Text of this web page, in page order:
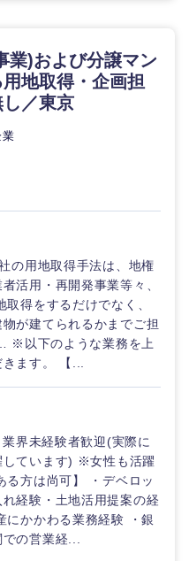
佐賀県
熊本県
宮崎県
業)および分譲マン
地取得・企画担
／東京
の用地取得手法は、地権
活用・再開発事業等々、
得をするだけでなく、
が建てられるかまでご担
※以下のような業務を上
ます。 【...
界未経験者歓迎(実際に
しています) ※女性も活躍
る方は尚可】 ・デベロッ
経験・土地活用提案の経
にかかわる業務経験 ・銀
の営業経...